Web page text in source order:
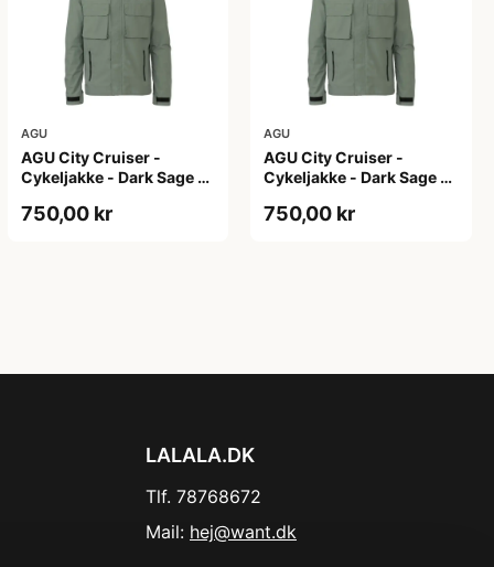
AGU
AGU City Cruiser -
Cykeljakke - Dark Sage -
750,00 kr
AGU
AGU City Cruiser -
Cykeljakke - Dark Sage -
750,00 kr
LALALA.DK
Tlf. 78768672
Mail: hej@want.dk